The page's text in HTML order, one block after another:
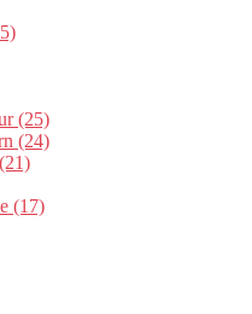
(25)
(24)
(17)